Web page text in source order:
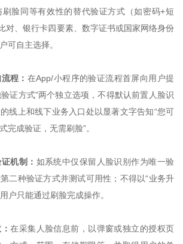
脸同等有效性的替代验证方式（如密码+短
对、银行卡四要素、数字证书或国家网络身份
可自主选择。
程： 在App/小程序的验证流程首屏向用户提
验证方式”两个独立选项，不得默认前置人脸识
线上和线下业务入口处以显著文字告知“您可
成验证，无需刷脸”。
机制： 如系统中仅保留人脸识别作为唯一验
二种验证方式并测试可用性；不得以“业务升
户只能通过刷脸完成操作。
：在采集人脸信息前，以弹窗或独立的授权页